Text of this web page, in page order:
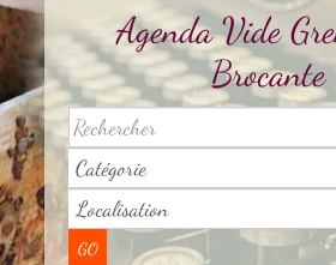
Agenda Vide
Brocante